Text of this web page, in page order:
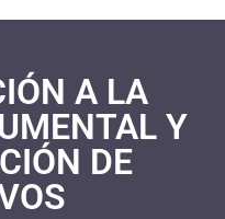
A LA
Y
DE